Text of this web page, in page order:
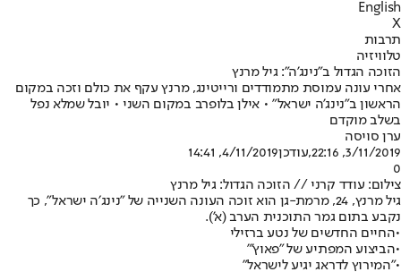
English
X
תרבות
טלוויזיה
הזוכה הגדול ב"נינג'ה": גיל מרנץ
אחרי עונה עמוסת מתמודדים ורייטינג, מרנץ עקף את כולם וזכה במקום
הראשון ב"נינג'ה ישראל" • אילן בלופרב במקום השני • יובל שמלא נפל
בשלב מוקדם
ערן סויסה
3/11/2019, 22:16
,עודכן4/11/2019, 14:41
0
צילום: עודד קרני // הזוכה הגדול: גיל מרנץ
גיל מרנץ, 24, מרמת-גן הוא זוכה העונה השנייה של "
נינג׳ה ישראל", כך
נקבע בתום גמר התוכנית הערב (א').
•החיים החדשים של נטע ברזילי
•הביצוע המפתיע של "פאוץ'"
•"המירוץ לדראג יגיע לישראל"